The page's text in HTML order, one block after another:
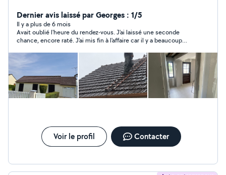
Dernier avis laissé par Georges : 1/5
Il y a plus de 6 mois
Avait oublié l'heure du rendez-vous. J'ai laissé une seconde
chance, encore raté. J'ai mis fin à l'affaire car il y a beaucoup
Voir le profil Contacter